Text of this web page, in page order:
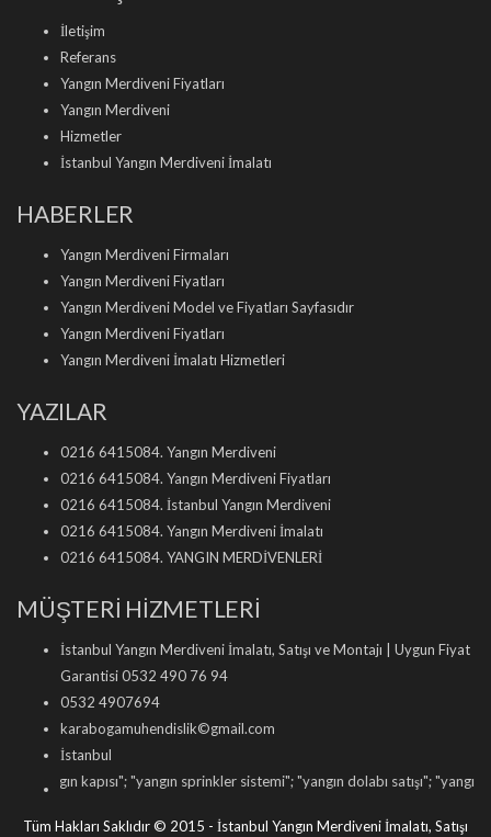
İletişim
Referans
Yangın Merdiveni Fiyatları
Yangın Merdiveni
Hizmetler
İstanbul Yangın Merdiveni İmalatı
HABERLER
Yangın Merdiveni Firmaları
Yangın Merdiveni Fiyatları
Yangın Merdiveni Model ve Fiyatları Sayfasıdır
Yangın Merdiveni Fiyatları
Yangın Merdiveni İmalatı Hizmetleri
YAZILAR
0216 6415084. Yangın Merdiveni
0216 6415084. Yangın Merdiveni Fiyatları
0216 6415084. İstanbul Yangın Merdiveni
0216 6415084. Yangın Merdiveni İmalatı
0216 6415084. YANGIN MERDİVENLERİ
MÜŞTERİ HİZMETLERİ
İstanbul Yangın Merdiveni İmalatı, Satışı ve Montajı | Uygun Fiyat
Garantisi 0532 490 76 94
0532 4907694
karabogamuhendislik©gmail.com
İstanbul
kapısı"; "yangın sprinkler sistemi"; "yangın dolabı satışı"; " yangın tüpü
Tüm Hakları Saklıdır © 2015 - İstanbul Yangın Merdiveni İmalatı, Satışı